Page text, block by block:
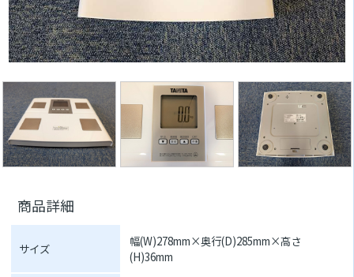
商品詳細
サイズ
幅(W)278mm×奥行(D)285mm×高さ
(H)36mm